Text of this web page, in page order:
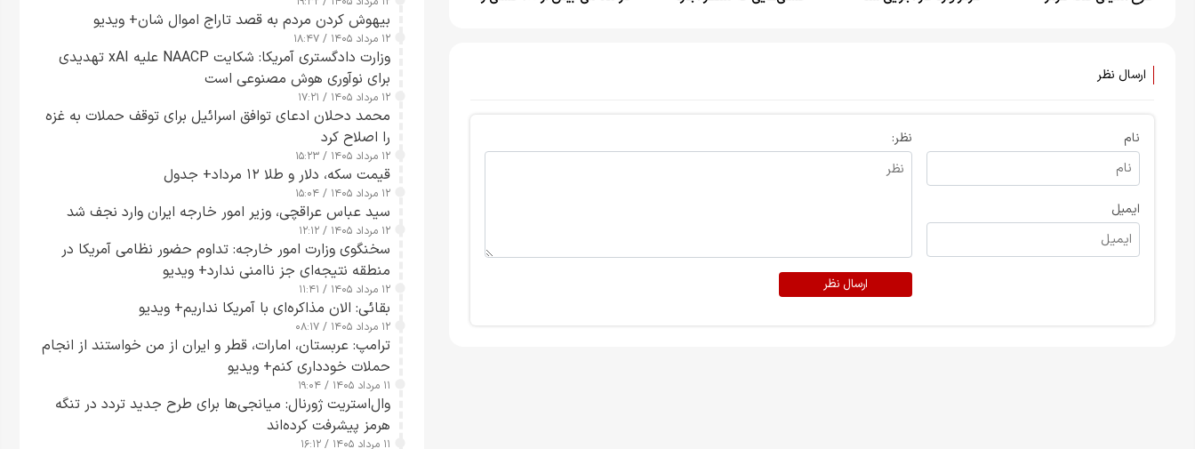
ارسال نظر
نام
ایمیل
نظر:
ارسال نظر
بیهوش کردن مردم به قصد تاراج اموال شان+ ویدیو
۱۲ مرداد ۱۴۰۵ / ۱۸:۴۷
وزارت دادگستری آمریکا: شکایت NAACP علیه xAI تهدیدی
برای نوآوری هوش مصنوعی است
۱۲ مرداد ۱۴۰۵ / ۱۷:۲۱
محمد دحلان ادعای توافق اسرائیل برای توقف حملات به غزه
را اصلاح کرد
۱۲ مرداد ۱۴۰۵ / ۱۵:۲۳
قیمت سکه، دلار و طلا ۱۲ مرداد+ جدول
۱۲ مرداد ۱۴۰۵ / ۱۵:۰۴
سید عباس عراقچی، وزیر امور خارجه ایران وارد نجف شد
۱۲ مرداد ۱۴۰۵ / ۱۲:۱۲
سخنگوی وزارت امور خارجه: تداوم حضور نظامی آمریکا در
منطقه نتیجه‌ای جز ناامنی ندارد+ ویدیو
۱۲ مرداد ۱۴۰۵ / ۱۱:۴۱
بقائی: الان مذاکره‌ای با آمریکا نداریم+ ویدیو
۱۲ مرداد ۱۴۰۵ / ۰۸:۱۷
ترامپ: عربستان، امارات، قطر و ایران از من خواستند از انجام
حملات خودداری کنم+ ویدیو
۱۱ مرداد ۱۴۰۵ / ۱۹:۰۴
وال‌استریت ژورنال: میانجی‌ها برای طرح جدید تردد در تنگه
هرمز پیشرفت کرده‌اند
۱۱ مرداد ۱۴۰۵ / ۱۶:۱۲